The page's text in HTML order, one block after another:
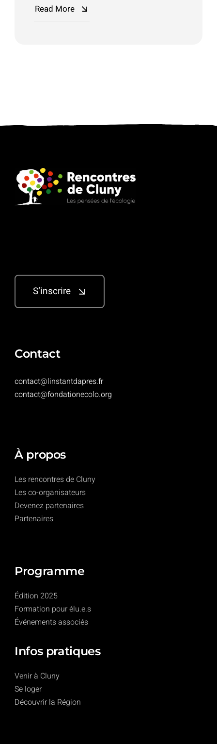
Read More
S’inscrire
Contact
contact@linstantdapres.fr
contact@fondationecolo.org
À propos
Les rencontres de Cluny
Les co-organisateurs
Devenez partenaires
Partenaires
Programme
Édition 2025
Formation pour élu.e.s
Événements associés
Infos pratiques
Venir à Cluny
Se loger
Découvrir la Région